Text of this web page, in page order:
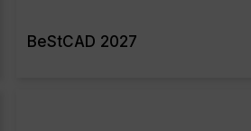
BeStCAD 2027